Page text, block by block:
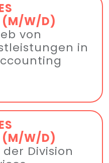
(M/W/D)
von
in
(M/W/D)
Division